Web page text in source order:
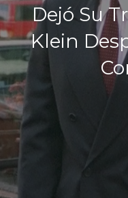
Dejó Su
Klein